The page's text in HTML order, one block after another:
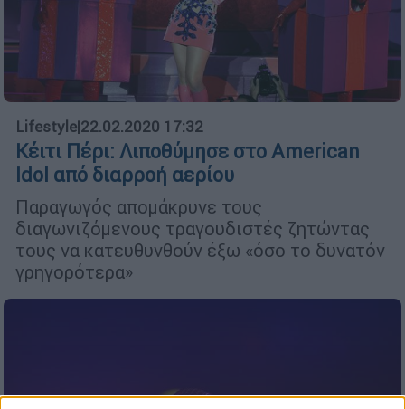
Lifestyle|22.02.2020 17:32
Κέιτι Πέρι: Λιποθύμησε στο American
Idol από διαρροή αερίου
Παραγωγός απομάκρυνε τους
διαγωνιζόμενους τραγουδιστές ζητώντας
τους να κατευθυνθούν έξω «όσο το δυνατόν
γρηγορότερα»